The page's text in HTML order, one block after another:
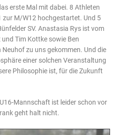
erste Mal mit dabei. 8 Athleten
zur M/W12 hochgestartet. Und 5
SV. Anastasia Rys ist vom
Tim Kottke sowie Ben
zu uns gekommen. Und die
einer solchen Veranstaltung
Philosophie ist, für die Zukunft
Mannschaft ist leider schon vor
geht halt nicht.